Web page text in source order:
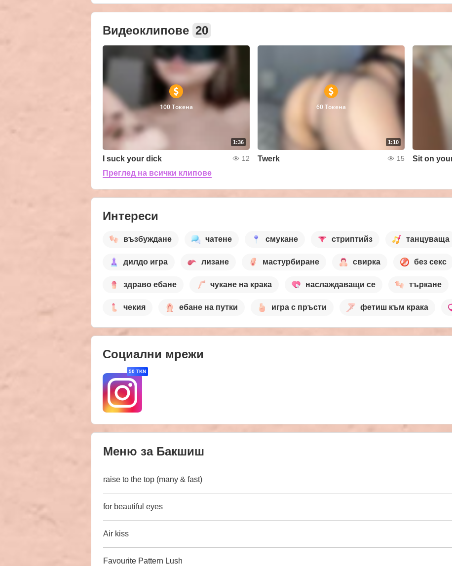
Видеоклипове 20
1:36
100 Токена
I suck your dick 12
1:10
60 Токена
Twerk 15 Sit on
Преглед на всички клипове
Интереси
възбуждане чатене смукане стриптийз танцуваща
дилдо игра лизане мастурбиране свирка без секс
здраво ебане чукане на крака наслаждаващи се търкане
чекия ебане на путки игра с пръсти фетиш към крака
Социални мрежи
50 TKN
Меню за Бакшиш
raise to the top (many & fast)
for beautiful eyes
Air kiss
Favourite Pattern Lush